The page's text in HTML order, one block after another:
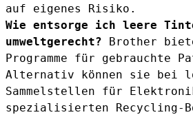
auf eigenes Risiko.
Wie entsorge ich leere
umweltgerecht? Brother
Programme für gebrauchte
Alternativ können sie bei
Sammelstellen für
spezialisierten Recycling-